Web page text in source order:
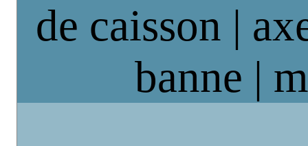
de caisson |
banne |